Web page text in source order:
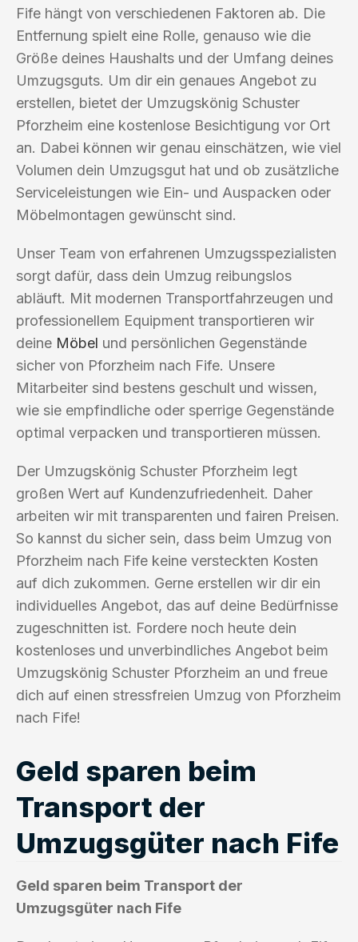
Fife hängt von verschiedenen Faktoren ab. Die
Entfernung spielt eine Rolle, genauso wie die
Größe deines Haushalts und der Umfang deines
Umzugsguts. Um dir ein genaues Angebot zu
erstellen, bietet der Umzugskönig Schuster
Pforzheim eine kostenlose Besichtigung vor Ort
an. Dabei können wir genau einschätzen, wie viel
Volumen dein Umzugsgut hat und ob zusätzliche
Serviceleistungen wie Ein- und Auspacken oder
Möbelmontagen gewünscht sind.
Unser Team von erfahrenen Umzugsspezialisten
sorgt dafür, dass dein Umzug reibungslos
abläuft. Mit modernen Transportfahrzeugen und
professionellem Equipment transportieren wir
deine Möbel und persönlichen Gegenstände
sicher von Pforzheim nach Fife. Unsere
Mitarbeiter sind bestens geschult und wissen,
wie sie empfindliche oder sperrige Gegenstände
optimal verpacken und transportieren müssen.
Der Umzugskönig Schuster Pforzheim legt
großen Wert auf Kundenzufriedenheit. Daher
arbeiten wir mit transparenten und fairen Preisen.
So kannst du sicher sein, dass beim Umzug von
Pforzheim nach Fife keine versteckten Kosten
auf dich zukommen. Gerne erstellen wir dir ein
individuelles Angebot, das auf deine Bedürfnisse
zugeschnitten ist. Fordere noch heute dein
kostenloses und unverbindliches Angebot beim
Umzugskönig Schuster Pforzheim an und freue
dich auf einen stressfreien Umzug von Pforzheim
nach Fife!
Geld sparen beim
Transport der
Umzugsgüter nach Fife
Geld sparen beim Transport der
Umzugsgüter nach Fife